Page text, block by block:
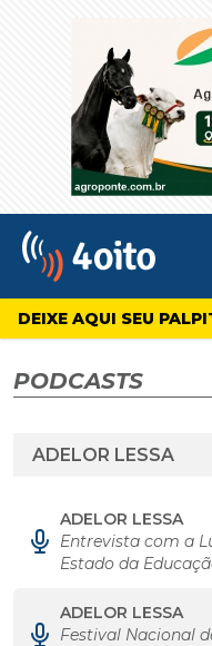
4oito
DEIXE AQUI SEU
PODCASTS
ADELOR LESSA
Entrevista com a
Estado da
ADELOR LESSA
Festival Nacional